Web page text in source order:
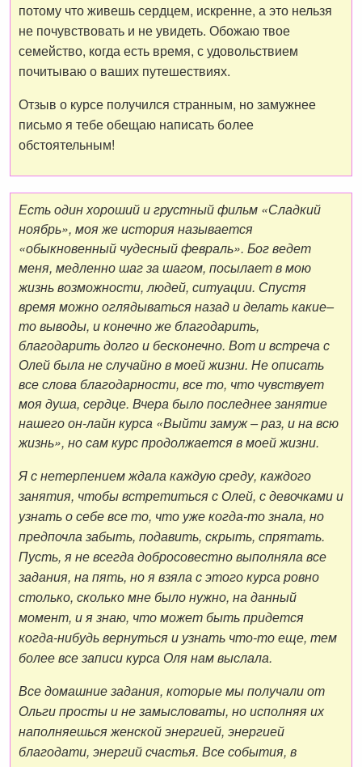
потому что живешь сердцем, искренне, а это нельзя
не почувствовать и не увидеть. Обожаю твое
семейство, когда есть время, с удовольствием
почитываю о ваших путешествиях.
Отзыв о курсе получился странным, но замужнее
письмо я тебе обещаю написать более
обстоятельным!
Есть один хороший и грустный фильм «Сладкий
ноябрь», моя же история называется
«обыкновенный чудесный февраль». Бог ведет
меня, медленно шаг за шагом, посылает в мою
жизнь возможности, людей, ситуации. Спустя
время можно оглядываться назад и делать какие–
то выводы, и конечно же благодарить,
благодарить долго и бесконечно. Вот и встреча с
Олей была не случайно в моей жизни. Не описать
все слова благодарности, все то, что чувствует
моя душа, сердце. Вчера было последнее занятие
нашего он-лайн курса «Выйти замуж – раз, и на всю
жизнь», но сам курс продолжается в моей жизни.
Я с нетерпением ждала каждую среду, каждого
занятия, чтобы встретиться с Олей, с девочками и
узнать о себе все то, что уже когда-то знала, но
предпочла забыть, подавить, скрыть, спрятать.
Пусть, я не всегда добросовестно выполняла все
задания, на пять, но я взяла с этого курса ровно
столько, сколько мне было нужно, на данный
момент, и я знаю, что может быть придется
когда-нибудь вернуться и узнать что-то еще, тем
более все записи курса Оля нам выслала.
Все домашние задания, которые мы получали от
Ольги просты и не замысловаты, но исполняя их
наполняешься женской энергией, энергией
благодати, энергий счастья. Все события, в